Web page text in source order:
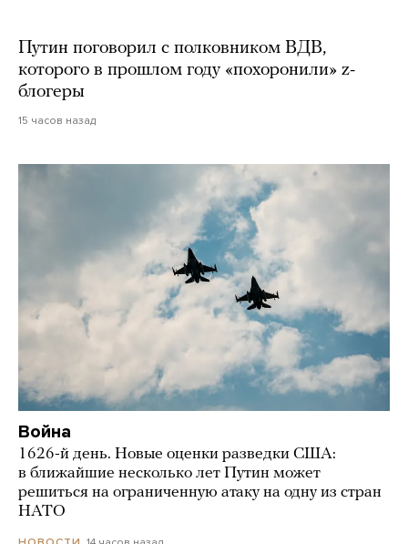
Путин поговорил с полковником ВДВ,
которого в прошлом году «похоронили» z-
блогеры
15 часов назад
Война
1626-й день. Новые оценки разведки США:
в ближайшие несколько лет Путин может
решиться на ограниченную атаку на одну из стран
НАТО